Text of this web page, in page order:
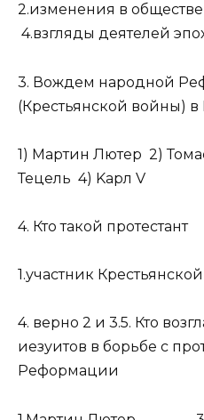
2.изменения в
4.взгляды деятелей
3. Вождем народной
(Крестьянской войны)
1) Мартин Лютер 2)
Тецель 4) Kарл V
4. Кто такой протестант
1.участник
4. верно 2 и 3.5. Кто
иезуитов в борьбе с
Реформации